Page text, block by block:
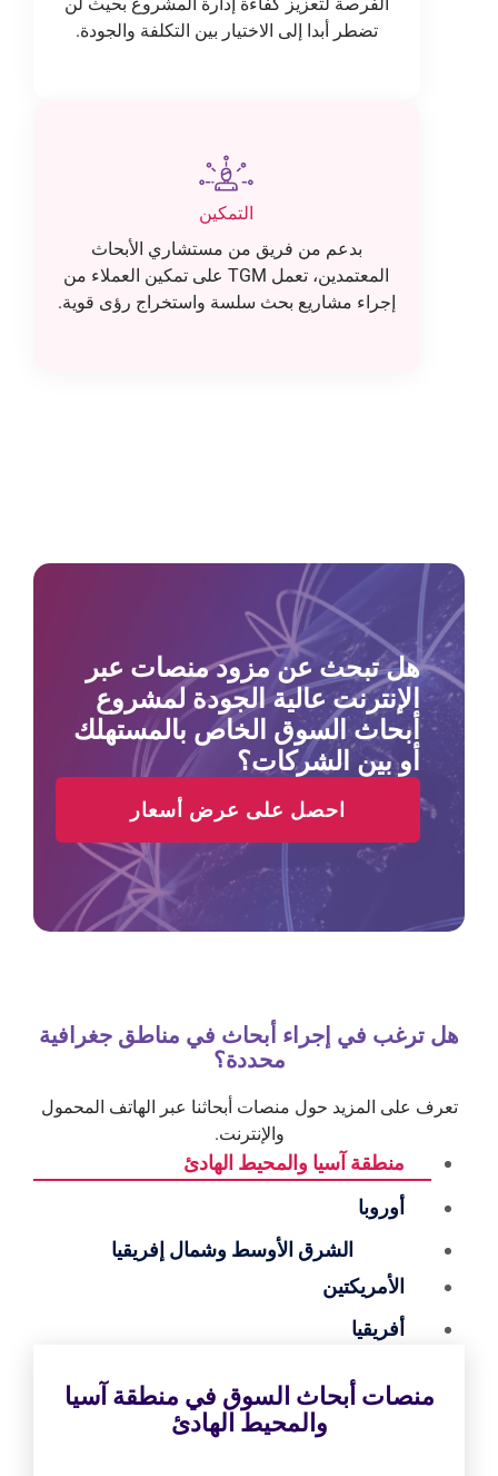
تضطر أبدا إلى الاختيار بين التكلفة والجودة.
التمكين
بدعم من فريق من مستشاري الأبحاث
المعتمدين، تعمل TGM على تمكين العملاء من
إجراء مشاريع بحث سلسة واستخراج رؤى قوية.
هل تبحث عن مزود منصات عبر
الإنترنت عالية الجودة لمشروع
أبحاث السوق الخاص بالمستهلك
أو بين الشركات؟
احصل على عرض أسعار
هل ترغب في إجراء أبحاث في مناطق جغرافية
محددة؟
تعرف على المزيد حول منصات أبحاثنا عبر الهاتف المحمول
والإنترنت.
منطقة آسيا والمحيط الهادئ
أوروبا
الشرق الأوسط وشمال إفريقيا
الأمريكتين
أفريقيا
منصات أبحاث السوق في منطقة آسيا
والمحيط الهادئ